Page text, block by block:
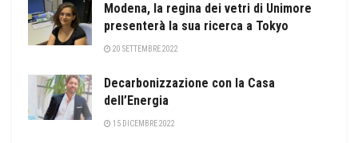
Modena, la regina dei vetri di Unimore
presenterà la sua ricerca a Tokyo
20 SETTEMBRE 2022
Decarbonizzazione con la Casa
dell’Energia
15 DICEMBRE 2022